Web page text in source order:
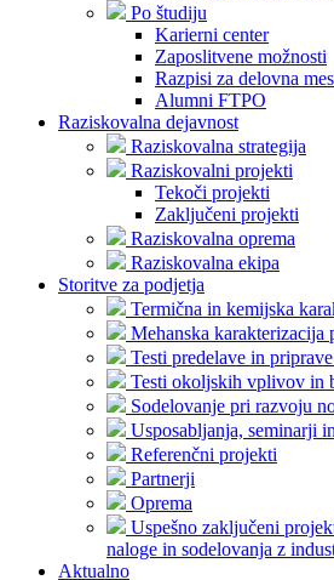
Po študiju
Karierni center
Zaposlitvene možnosti
Razpisi za delovna
Alumni FTPO
Raziskovalna dejavnost
Raziskovalna strategija
Raziskovalni projekti
Tekoči projekti
Zaključeni projekti
Raziskovalna oprema
Raziskovalna ekipa
Storitve za podjetja
Termična in kemijska
Mehanska
Testi predelave in
Testi okoljskih vplivov in
Sodelovanje pri razvoju
Usposabljanja, seminarji
Referenčni projekti
Partnerji
Oprema
Uspešno zaključeni
naloge in sodelovanja z
Aktualno